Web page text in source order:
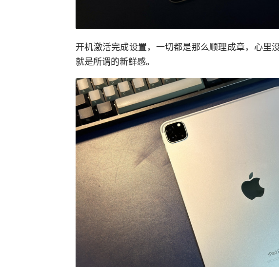
开机激活完成设置，一切都是那么顺理成章，心里
就是所谓的新鲜感。